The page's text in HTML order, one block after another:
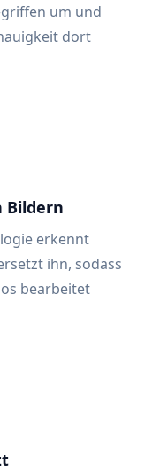
um und
dort
Bildern
erkennt
ihn, sodass
bearbeitet